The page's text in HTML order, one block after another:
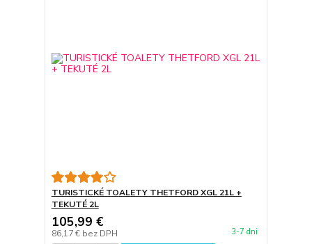
TURISTICKÉ TOALETY THETFORD XGL 21L +
TEKUTÉ 2L
105,99 €
86,17 € bez DPH 3-7 dni